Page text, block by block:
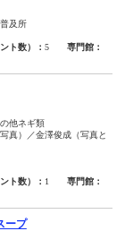
及所
ト数）： 5
専門館：
他ネギ類
真）／金澤俊成（写真と
ト数）： 1
専門館：
ープ